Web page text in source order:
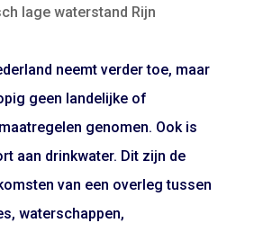
lage waterstand Rijn
neemt verder toe, maar
geen landelijke of
genomen. Ook is
aan drinkwater. Dit zijn de
van een overleg tussen
waterschappen,